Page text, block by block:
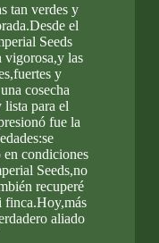
tan verdes y
el
Seeds
vigorosa,y las
y
cosecha
lista para el
fue la
condiciones
Seeds,no
recuperé
finca.Hoy,más
aliado